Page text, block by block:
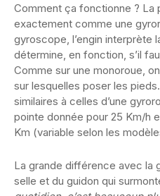
Comment ça fonctionne ? La
exactement comme une
gyroscope, l’engin interprète
détermine, en fonction, s’il
Comme sur une monoroue,
sur lesquelles poser les
similaires à celles d’une
pointe donnée pour 25 Km/h
Km (variable selon les
La grande différence avec la
selle et du guidon qui